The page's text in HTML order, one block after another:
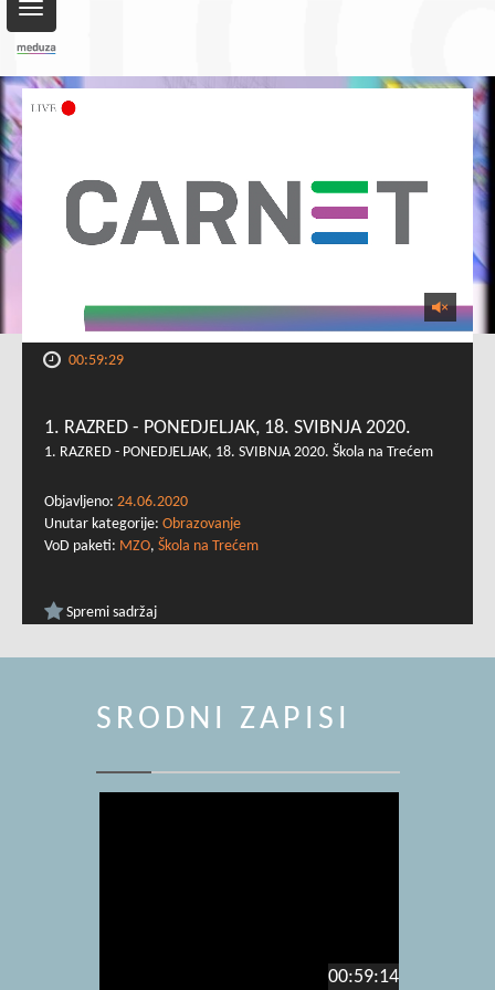
Toggle
navigation
00:59:29
1. RAZRED - PONEDJELJAK, 18. SVIBNJA 2020.
1. RAZRED - PONEDJELJAK, 18. SVIBNJA 2020. Škola na Trećem
Objavljeno: 24.06.2020
Unutar kategorije: Obrazovanje
VoD paketi: MZO, Škola na Trećem
Spremi sadržaj
SRODNI ZAPISI
00:59:14